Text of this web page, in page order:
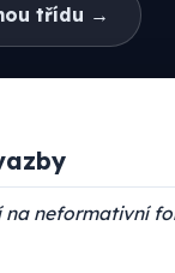
třídu →
na neformativní